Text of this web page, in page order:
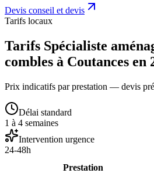
Devis conseil et devis
Tarifs locaux
Tarifs Spécialiste
combles à Coutances en
Prix indicatifs par prestation — devis
Délai standard
1 à 4 semaines
Intervention urgence
24-48h
Prestation